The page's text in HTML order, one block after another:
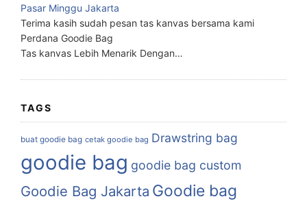
Pasar Minggu Jakarta
Terima kasih sudah pesan tas kanvas bersama kami
Perdana Goodie Bag
Tas kanvas Lebih Menarik Dengan…
TAGS
buat goodie bag cetak goodie bag Drawstring bag
goodie bag goodie bag custom
Goodie Bag Jakarta Goodie bag